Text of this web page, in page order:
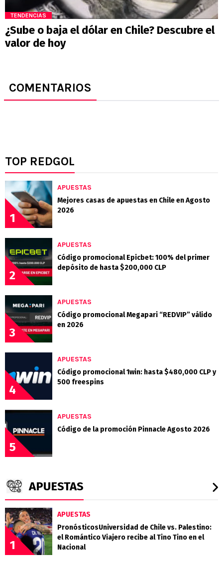
TENDENCIAS
¿Sube o baja el dólar en Chile? Descubre el
valor de hoy
COMENTARIOS
TOP REDGOL
1
APUESTAS
Mejores casas de apuestas en Chile en Agosto
2026
2
APUESTAS
Código promocional Epicbet: 100% del primer
depósito de hasta $200,000 CLP
3
APUESTAS
Código promocional Megapari “REDVIP” válido
en 2026
4
APUESTAS
Código promocional 1win: hasta $480,000 CLP y
500 freespins
5
APUESTAS
Código de la promoción Pinnacle Agosto 2026
APUESTAS
1
APUESTAS
PronósticosUniversidad de Chile vs. Palestino:
el Romántico Viajero recibe al Tino Tino en el
Nacional